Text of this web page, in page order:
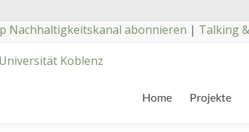
Nachhaltigkeitskanal abonnieren | Talking
Home Projekte